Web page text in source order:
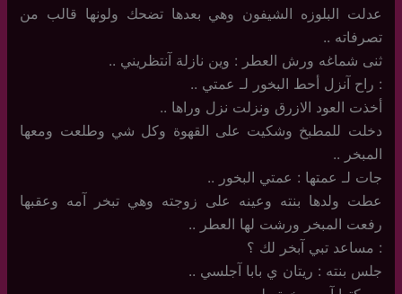
عدلت البلوزه الشيفون وهي بعدها تضحك ولونها قالب من
تصرفاته ..
ثنى شماغه ورش العطر : وين نازلة آنتظريني ..
: راح آنزل أحط البخور لـ عمتي ..
أخذت العود الازرق ونزلت نزل وراها ..
دخلت للمطبخ وشكيت على القهوة وكل شي وطلعت ومعها
المبخر ..
جات لـ عمتها : عمتي البخور ..
عطت ولدها بنته وعينه على زوجته وهي تبخر آمه وعقبها
رفعت المبخر ورشت لها العطر ..
: مساعد تبي آبخر لك ؟
جلس بنته : ريتان ي بابا آجلسي ..